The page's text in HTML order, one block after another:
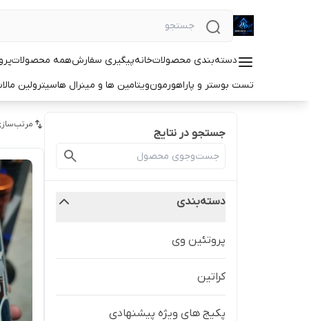
دسته‌بندی محصولاتخانهپیگیری سفارشهمه محصولات
تست بوستر و پاراهورمونویتامین ها و مینرال هاسیترولین
جستجو در نتایج
دسته‌بندی
پروتئین وی
کراتین
پکیج های ویژه پیشنهادی